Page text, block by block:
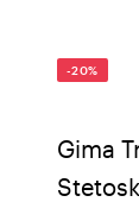
-20%
Gima